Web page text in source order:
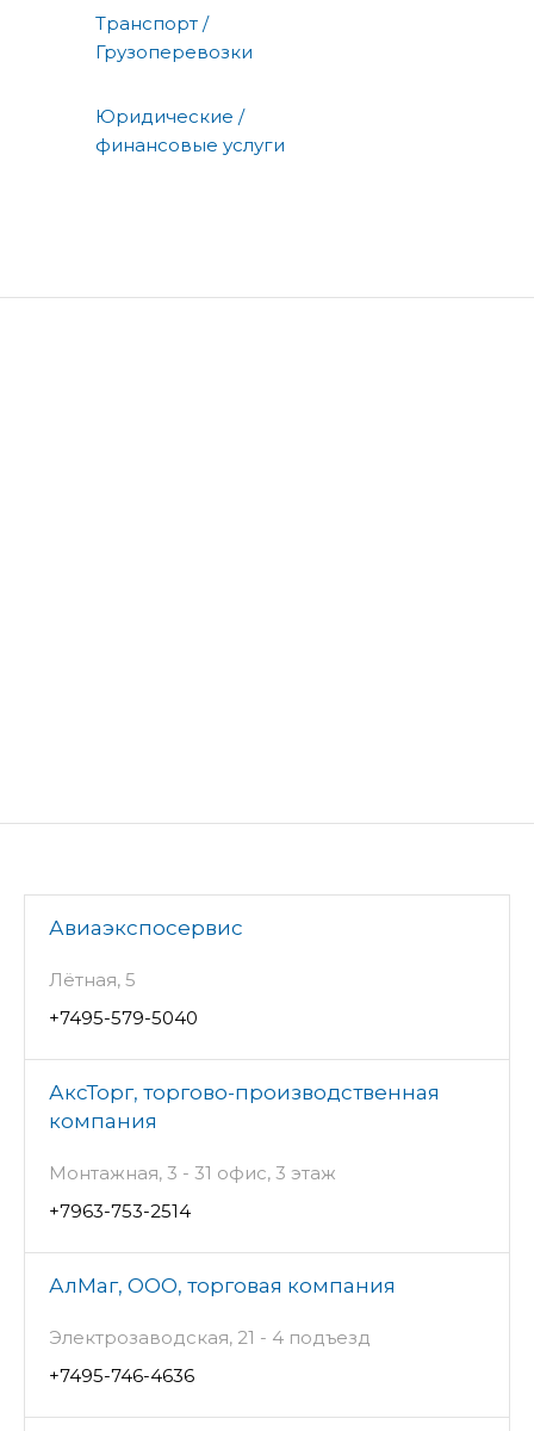
Транспорт /
Грузоперевозки
Юридические /
финансовые услуги
Авиаэкспосервис
Лётная, 5
+7495-579-5040
АксТорг, торгово-производственная
компания
Монтажная, 3 - 31 офис, 3 этаж
+7963-753-2514
АлМаг, ООО, торговая компания
Электрозаводская, 21 - 4 подъезд
+7495-746-4636